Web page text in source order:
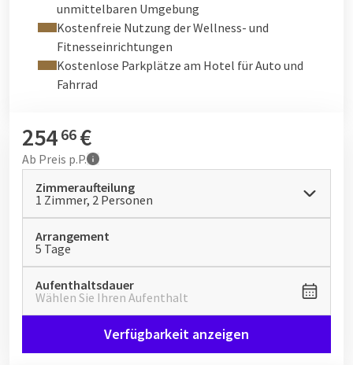
unmittelbaren Umgebung
Kostenfreie Nutzung der Wellness- und
Fitnesseinrichtungen
Kostenlose Parkplätze am Hotel für Auto und
Fahrrad
254 66 €
Ab Preis p.P.
Zimmeraufteilung
1 Zimmer, 2 Personen
Arrangement
5 Tage
Aufenthaltsdauer
Wählen Sie Ihren Aufenthalt
Verfügbarkeit anzeigen